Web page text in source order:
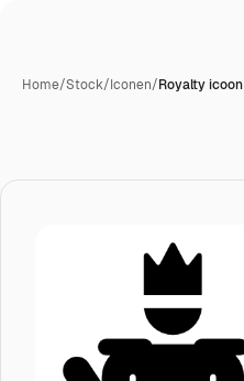
Home/Stock/Iconen/Royalty icoon